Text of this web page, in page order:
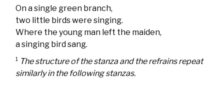
On a single green branch,
two little birds were singing.
Where the young man left the maiden,
a singing bird sang.
1 The structure of the stanza and the refrains repeat
similarly in the following stanzas.